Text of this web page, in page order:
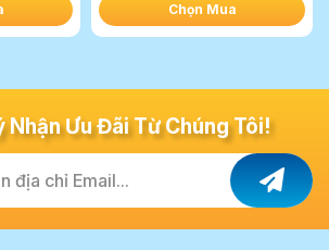
Chọn Mua
Nhận Ưu Đãi Từ Chúng Tôi!
địa chỉ Email...